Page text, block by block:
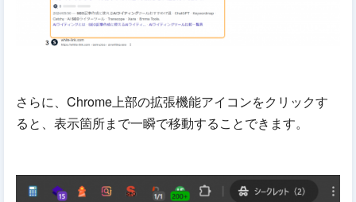
さらに、Chrome上部の拡張機能アイコンをクリックす
ると、表示箇所まで一瞬で移動することできます。